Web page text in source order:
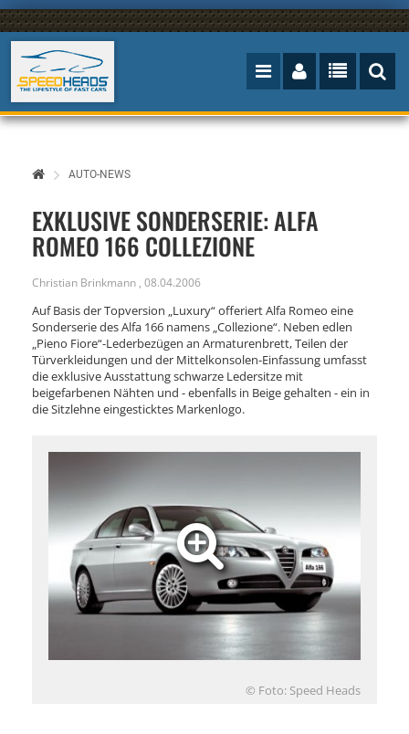
AUTO-NEWS
EXKLUSIVE SONDERSERIE: ALFA
ROMEO 166 COLLEZIONE
Christian Brinkmann , 08.04.2006
Auf Basis der Topversion „Luxury“ offeriert Alfa Romeo eine
Sonderserie des Alfa 166 namens „Collezione“. Neben edlen
„Pieno Fiore“-Lederbezügen an Armaturenbrett, Teilen der
Türverkleidungen und der Mittelkonsolen-Einfassung umfasst
die exklusive Ausstattung schwarze Ledersitze mit
beigefarbenen Nähten und - ebenfalls in Beige gehalten - ein in
die Sitzlehne eingesticktes Markenlogo.
© Foto: Speed Heads